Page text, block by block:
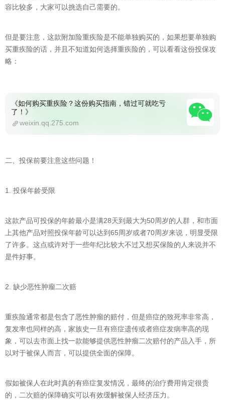
容比较多，大家可以挑选自己需要的。
但是要注意，这款附加险重疾险是不能单独购买的，如果想要单独购
买重疾险的话，并且不知道如何选择重疾险的，可以看看这份投保攻
略：
《如何购买重疾险？这份购买指南，错过可就吃亏
了！》
weixin.qq.275.com
二、投保前要注意这些问题！
1. 投保年龄受限
这款产品可投保的年龄最小是满28天到最大为50周岁的人群，和市面
上其他产品对照投保年龄可以达到65周岁或者70周岁来说，明显受限
了许多。这点或许对于一些年纪比较大不过又想买保险的人来说并不
是件好事。
2. 缺少恶性肿瘤二次赔
重疾险通常都是包含了恶性肿瘤的赔付，但是癌症的致死率非常高，
复发率也同样的高，家族史一旦有癌症遗传或者癌症发病率高的现
象，可以去市面上找一款能够提供恶性肿瘤二次赔付的产品入手，所
以对于被保人而言，可以提供全面的保障。
假如被保人在此时真的有癌症复发情况，最终的治疗费用肯定很贵
的，二次赔的保障确实可以有效缓解被保人经济压力。